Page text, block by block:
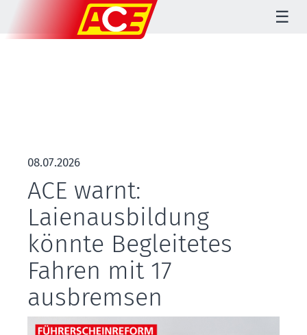
☰
08.07.2026
ACE warnt:
Laienausbildung
könnte Begleitetes
Fahren mit 17
ausbremsen